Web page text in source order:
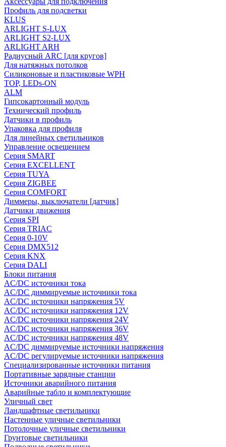
Профиль для подсветки
KLUS
ARLIGHT S-LUX
ARLIGHT S2-LUX
ARLIGHT ARH
Радиусный ARC [для кругов]
Для натяжных потолков
Силиконовые и пластиковые WPH
TOP, LEDs-ON
ALM
Гипсокартонный модуль
Технический профиль
Датчики в профиль
Упаковка для профиля
Для линейных светильников
Управление освещением
Серия SMART
Серия EXCELLENT
Серия TUYA
Серия ZIGBEE
Серия COMFORT
Диммеры, выключатели [датчик]
Датчики движения
Серия SPI
Серия TRIAC
Серия 0-10V
Серия DMX512
Серия KNX
Серия DALI
Блоки питания
AC/DC источники тока
AC/DC диммируемые источники тока
AC/DC источники напряжения 5V
AC/DC источники напряжения 12V
AC/DC источники напряжения 24V
AC/DC источники напряжения 36V
AC/DC источники напряжения 48V
AC/DC диммируемые источники напряжения
AC/DC регулируемые источники напряжения
Специализированные источники питания
Портативные зарядные станции
Источники аварийного питания
Аварийные табло и комплектующие
Уличный свет
Ландшафтные светильники
Настенные уличные светильники
Потолочные уличные светильники
Грунтовые светильники